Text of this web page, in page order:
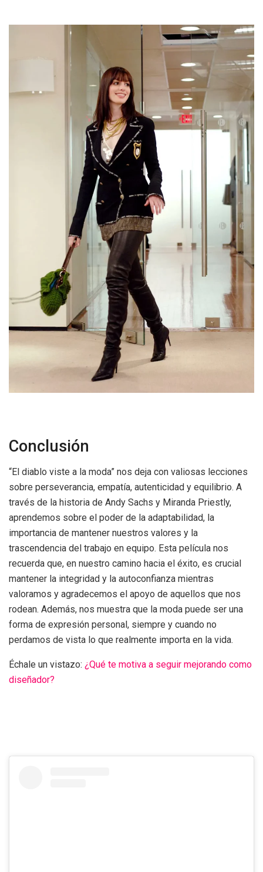
Conclusión
“El diablo viste a la moda” nos deja con valiosas lecciones
sobre perseverancia, empatía, autenticidad y equilibrio. A
través de la historia de Andy Sachs y Miranda Priestly,
aprendemos sobre el poder de la adaptabilidad, la
importancia de mantener nuestros valores y la
trascendencia del trabajo en equipo. Esta película nos
recuerda que, en nuestro camino hacia el éxito, es crucial
mantener la integridad y la autoconfianza mientras
valoramos y agradecemos el apoyo de aquellos que nos
rodean. Además, nos muestra que la moda puede ser una
forma de expresión personal, siempre y cuando no
perdamos de vista lo que realmente importa en la vida.
Échale un vistazo: ¿Qué te motiva a seguir mejorando como
diseñador?